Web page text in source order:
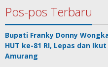
Pos-pos Terbaru
Bupati Franky Donny
HUT ke-81 RI, Lepas dan
Amurang